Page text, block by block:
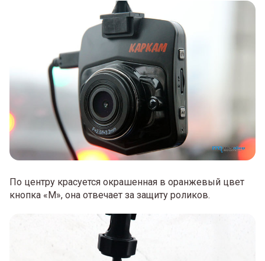
По центру красуется окрашенная в оранжевый цвет
кнопка «М», она отвечает за защиту роликов.